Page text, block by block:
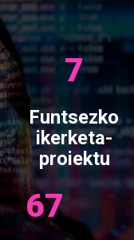
7
Funtsezko
ikerketa-
proiektu
67